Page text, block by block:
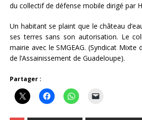
du collectif de défense mobile dirigé par
Un habitant se plaint que le château
ses terres sans son autorisation. Le
mairie avec le SMGEAG. (Syndicat Mixte
de l’Assainissement de Guadeloupe).
Partager :